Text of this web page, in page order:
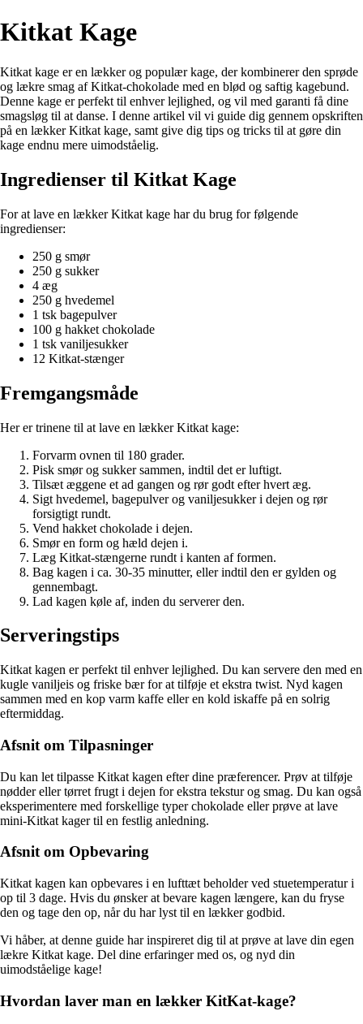
Kitkat Kage
Kitkat kage er en lækker og populær kage, der kombinerer den sprøde
og lækre smag af Kitkat-chokolade med en blød og saftig kagebund.
Denne kage er perfekt til enhver lejlighed, og vil med garanti få dine
smagsløg til at danse. I denne artikel vil vi guide dig gennem opskriften
på en lækker Kitkat kage, samt give dig tips og tricks til at gøre din
kage endnu mere uimodståelig.
Ingredienser til Kitkat Kage
For at lave en lækker Kitkat kage har du brug for følgende
ingredienser:
250 g smør
250 g sukker
4 æg
250 g hvedemel
1 tsk bagepulver
100 g hakket chokolade
1 tsk vaniljesukker
12 Kitkat-stænger
Fremgangsmåde
Her er trinene til at lave en lækker Kitkat kage:
Forvarm ovnen til 180 grader.
Pisk smør og sukker sammen, indtil det er luftigt.
Tilsæt æggene et ad gangen og rør godt efter hvert æg.
Sigt hvedemel, bagepulver og vaniljesukker i dejen og rør
forsigtigt rundt.
Vend hakket chokolade i dejen.
Smør en form og hæld dejen i.
Læg Kitkat-stængerne rundt i kanten af formen.
Bag kagen i ca. 30-35 minutter, eller indtil den er gylden og
gennembagt.
Lad kagen køle af, inden du serverer den.
Serveringstips
Kitkat kagen er perfekt til enhver lejlighed. Du kan servere den med en
kugle vaniljeis og friske bær for at tilføje et ekstra twist. Nyd kagen
sammen med en kop varm kaffe eller en kold iskaffe på en solrig
eftermiddag.
Afsnit om Tilpasninger
Du kan let tilpasse Kitkat kagen efter dine præferencer. Prøv at tilføje
nødder eller tørret frugt i dejen for ekstra tekstur og smag. Du kan også
eksperimentere med forskellige typer chokolade eller prøve at lave
mini-Kitkat kager til en festlig anledning.
Afsnit om Opbevaring
Kitkat kagen kan opbevares i en lufttæt beholder ved stuetemperatur i
op til 3 dage. Hvis du ønsker at bevare kagen længere, kan du fryse
den og tage den op, når du har lyst til en lækker godbid.
Vi håber, at denne guide har inspireret dig til at prøve at lave din egen
lækre Kitkat kage. Del dine erfaringer med os, og nyd din
uimodståelige kage!
Hvordan laver man en lækker KitKat-kage?